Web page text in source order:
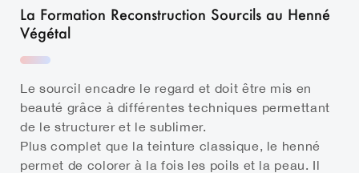
La Formation Reconstruction Sourcils au Henné
Végétal
Le sourcil encadre le regard et doit être mis en
beauté grâce à différentes techniques permettant
de le structurer et le sublimer.
Plus complet que la teinture classique, le henné
permet de colorer à la fois les poils et la peau. Il